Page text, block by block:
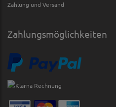
Zahlung und Versand
Zahlungsmöglichkeiten